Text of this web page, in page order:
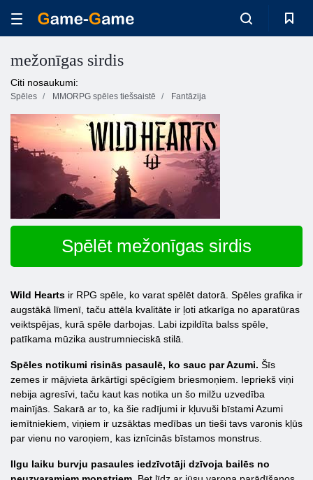
mežonīgas sirdis
Citi nosaukumi:
Spēles MMORPG spēles tiešsaistē Fantāzija
Spēlēt mežonīgas sirdis
Wild Hearts ir RPG spēle, ko varat spēlēt datorā. Spēles grafika ir
augstākā līmenī, taču attēla kvalitāte ir ļoti atkarīga no aparatūras
veiktspējas, kurā spēle darbojas. Labi izpildīta balss spēle,
patīkama mūzika austrumnieciskā stilā.
Spēles notikumi risinās pasaulē, ko sauc par Azumi. Šīs
zemes ir mājvieta ārkārtīgi spēcīgiem briesmoņiem. Iepriekš viņi
nebija agresīvi, taču kaut kas notika un šo milžu uzvedība
mainījās. Sakarā ar to, ka šie radījumi ir kļuvuši bīstami Azumi
iemītniekiem, viņiem ir uzsāktas medības un tieši tavs varonis kļūs
par vienu no varoņiem, kas iznīcinās bīstamos monstrus.
Ilgu laiku burvju pasaules iedzīvotāji dzīvoja bailēs no